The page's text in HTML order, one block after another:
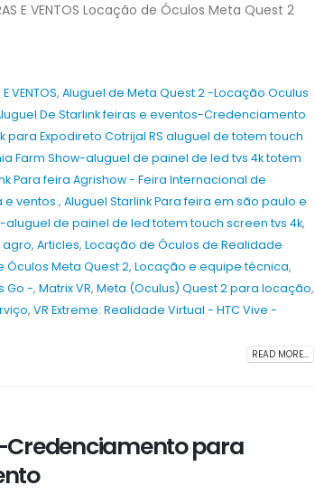
E VENTOS Locação de Óculos Meta Quest 2
VENTOS, Aluguel de Meta Quest 2 -Locação Oculus
De Starlink feiras e eventos-Credenciamento
para Expodireto Cotrijal RS aluguel de totem touch
Farm Show-aluguel de painel de led tvs 4k totem
Para feira Agrishow - Feira Internacional de
e ventos., Aluguel Starlink Para feira em são paulo e
aluguel de painel de led totem touch screen tvs 4k,
agro, Articles, Locação de Óculos de Realidade
Óculos Meta Quest 2, Locação e equipe técnica,
Go -, Matrix VR, Meta (Oculus) Quest 2 para locação,
, VR Extreme: Realidade Virtual - HTC Vive -
READ MORE...
Credenciamento para